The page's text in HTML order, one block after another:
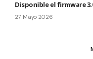
Disponible el firmware
27 Mayo 2026